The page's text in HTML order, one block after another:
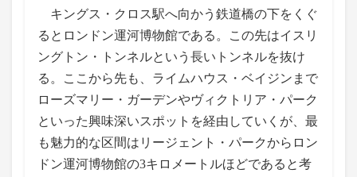
キングス・クロス駅へ向かう鉄道橋の下をくぐ
るとロンドン運河博物館である。この先はイスリ
ングトン・トンネルという長いトンネルを抜け
る。ここから先も、ライムハウス・ベイジンまで
ローズマリー・ガーデンやヴィクトリア・パーク
といった興味深いスポットを経由していくが、最
も魅力的な区間はリージェント・パークからロン
ドン運河博物館の3キロメートルほどであると考